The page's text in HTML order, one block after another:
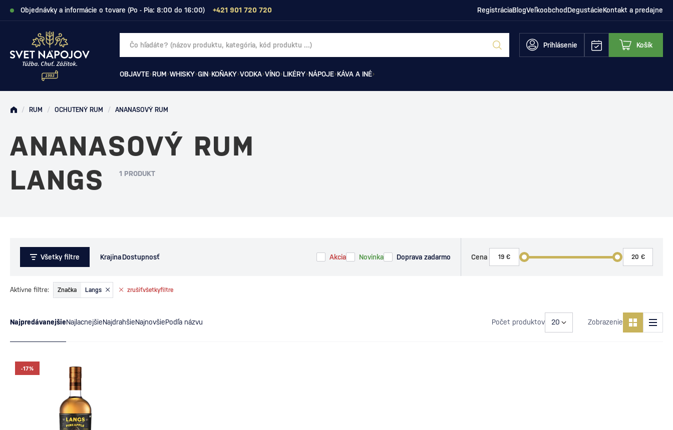
Objednávky a informácie o tovare (Po - Pia: 8:00 do 16:00) +421 901 720 720 RegistráciaBlogVeľkoobchodDegustácieKontakt a predajne
Prihlásenie Košík
OBJAVTE RUM WHISKY GIN KOŇAKY VODKA VÍNO LIKÉRY NÁPOJE KÁVA A INÉ
/ RUM / OCHUTENÝ RUM / ANANASOVÝ RUM
ANANASOVÝ RUM
LANGS
1 PRODUKT
Všetky filtre KrajinaDostupnosť Akcia Novinka Doprava zadarmo Cena
NajpredávanejšieNajlacnejšieNajdrahšieNajnovšiePodľa názvu Počet produktov Zobrazenie
zrušiťvšetkyfiltre
Aktívne filtre: Značka Langs
-17%